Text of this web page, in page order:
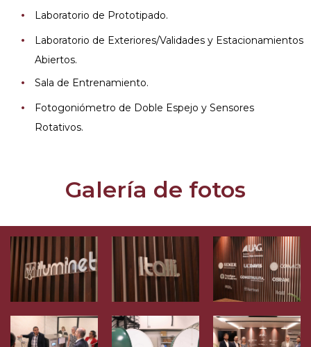
Laboratorio de Prototipado.
Laboratorio de Exteriores/Validades y Estacionamientos
Abiertos.
Sala de Entrenamiento.
Fotogoniómetro de Doble Espejo y Sensores
Rotativos.
Galería de fotos